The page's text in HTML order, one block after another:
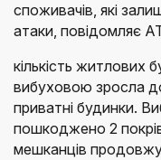
споживачів, які
атаки, повідомляє
кількість житлових
вибуховою зросла
приватні будинки.
пошкоджено 2
мешканців